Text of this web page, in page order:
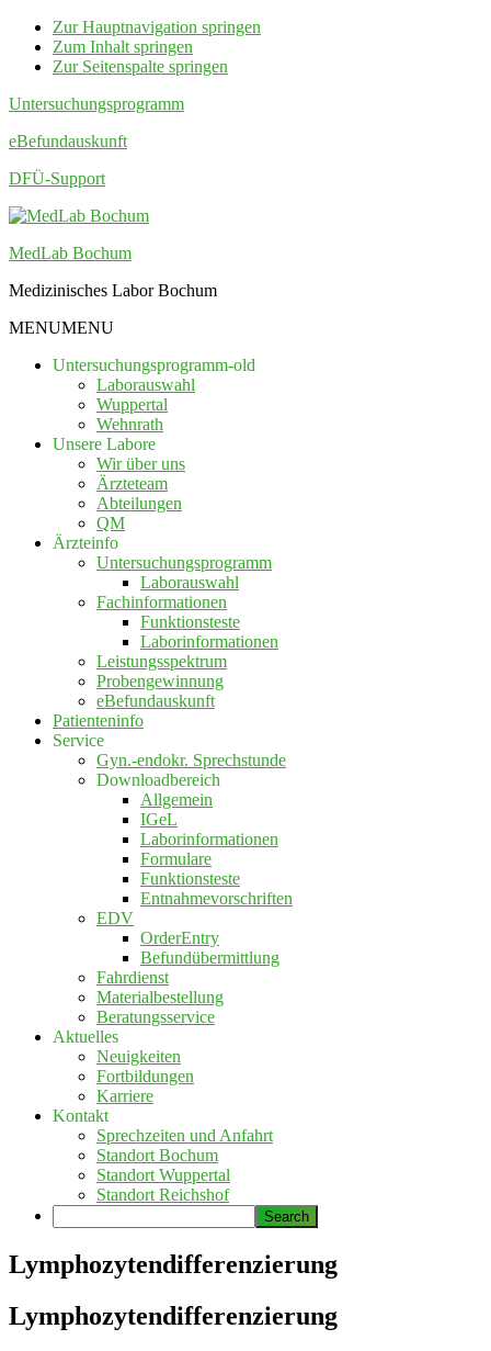
Zur Hauptnavigation springen
Zum Inhalt springen
Zur Seitenspalte springen
Untersuchungsprogramm
eBefundauskunft
DFÜ-Support
MedLab Bochum
Medizinisches Labor Bochum
MENUMENU
Untersuchungsprogramm-old
Laborauswahl
Wuppertal
Wehnrath
Unsere Labore
Wir über uns
Ärzteteam
Abteilungen
QM
Ärzteinfo
Untersuchungsprogramm
Laborauswahl
Fachinformationen
Funktionsteste
Laborinformationen
Leistungsspektrum
Probengewinnung
eBefundauskunft
Patienteninfo
Service
Gyn.-endokr. Sprechstunde
Downloadbereich
Allgemein
IGeL
Laborinformationen
Formulare
Funktionsteste
Entnahmevorschriften
EDV
OrderEntry
Befundübermittlung
Fahrdienst
Materialbestellung
Beratungsservice
Aktuelles
Neuigkeiten
Fortbildungen
Karriere
Kontakt
Sprechzeiten und Anfahrt
Standort Bochum
Standort Wuppertal
Standort Reichshof
Lymphozytendifferenzierung
Lymphozytendifferenzierung